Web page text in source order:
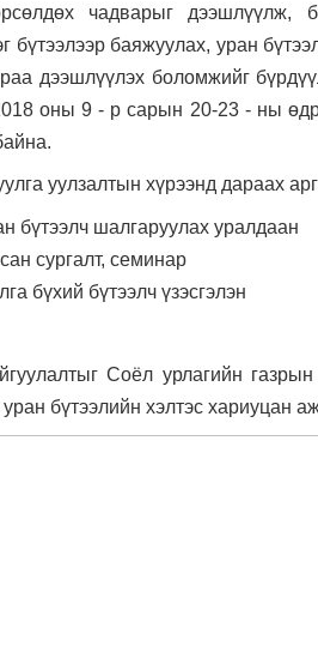
чадварыг дээшлүүлж,
бүтээлээр баяжуулах, уран
дээшлүүлэх боломжийг
оны 9 - р сарын 20-23 - ны
уулзалтын хүрээнд дараах
бүтээлч шалгаруулах уралдаан
сургалт, семинар
бүхий бүтээлч үзэсгэлэн
Соёл урлагийн
бүтээлийн хэлтэс хариуцан